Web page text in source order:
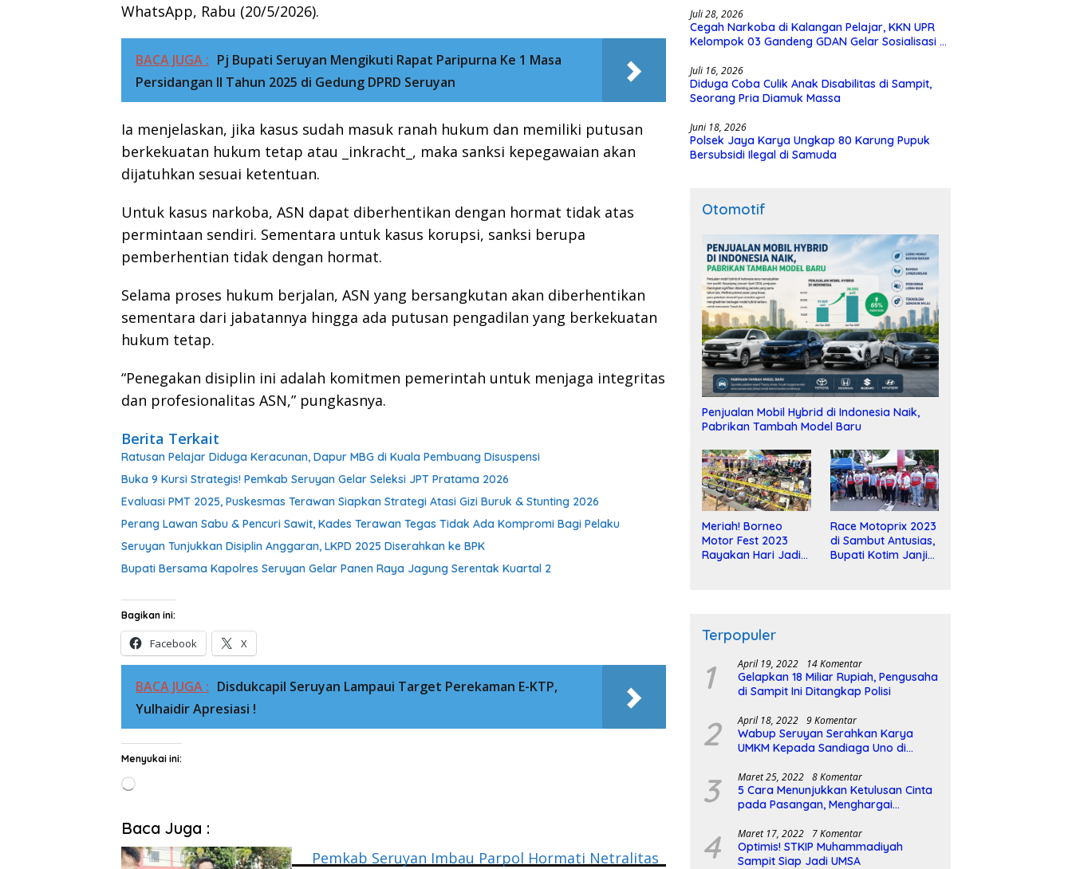
WhatsApp, Rabu (20/5/2026).
BACA JUGA : Pj Bupati Seruyan Mengikuti Rapat Paripurna Ke 1 Masa
Persidangan II Tahun 2025 di Gedung DPRD Seruyan
Ia menjelaskan, jika kasus sudah masuk ranah hukum dan memiliki putusan
berkekuatan hukum tetap atau _inkracht_, maka sanksi kepegawaian akan
dijatuhkan sesuai ketentuan.
Untuk kasus narkoba, ASN dapat diberhentikan dengan hormat tidak atas
permintaan sendiri. Sementara untuk kasus korupsi, sanksi berupa
pemberhentian tidak dengan hormat.
Selama proses hukum berjalan, ASN yang bersangkutan akan diberhentikan
sementara dari jabatannya hingga ada putusan pengadilan yang berkekuatan
hukum tetap.
“Penegakan disiplin ini adalah komitmen pemerintah untuk menjaga integritas
dan profesionalitas ASN,” pungkasnya.
Berita Terkait
Ratusan Pelajar Diduga Keracunan, Dapur MBG di Kuala Pembuang Disuspensi
Buka 9 Kursi Strategis! Pemkab Seruyan Gelar Seleksi JPT Pratama 2026
Evaluasi PMT 2025, Puskesmas Terawan Siapkan Strategi Atasi Gizi Buruk & Stunting 2026
Perang Lawan Sabu & Pencuri Sawit, Kades Terawan Tegas Tidak Ada Kompromi Bagi Pelaku
Seruyan Tunjukkan Disiplin Anggaran, LKPD 2025 Diserahkan ke BPK
Bupati Bersama Kapolres Seruyan Gelar Panen Raya Jagung Serentak Kuartal 2
Bagikan ini:
Facebook X
BACA JUGA : Disdukcapil Seruyan Lampaui Target Perekaman E-KTP,
Yulhaidir Apresiasi !
Menyukai ini:
Memuat...
Baca Juga :
Pemkab Seruyan Imbau Parpol Hormati Netralitas
Juli 28, 2026
Cegah Narkoba di Kalangan Pelajar, KKN UPR
Kelompok 03 Gandeng GDAN Gelar Sosialisasi di
Juli 16, 2026
Diduga Coba Culik Anak Disabilitas di Sampit,
Seorang Pria Diamuk Massa
Juni 18, 2026
Polsek Jaya Karya Ungkap 80 Karung Pupuk
Bersubsidi Ilegal di Samuda
Otomotif
Penjualan Mobil Hybrid di Indonesia Naik,
Pabrikan Tambah Model Baru
Meriah! Borneo
Motor Fest 2023
Rayakan Hari Jadi
Race Motoprix 2023
di Sambut Antusias,
Bupati Kotim Janji
Terpopuler
1 April 19, 2022 14 Komentar
Gelapkan 18 Miliar Rupiah, Pengusaha
di Sampit Ini Ditangkap Polisi
2 April 18, 2022 9 Komentar
Wabup Seruyan Serahkan Karya
UMKM Kepada Sandiaga Uno di
3 Maret 25, 2022 8 Komentar
5 Cara Menunjukkan Ketulusan Cinta
pada Pasangan, Menghargai
4 Maret 17, 2022 7 Komentar
Optimis! STKIP Muhammadiyah
Sampit Siap Jadi UMSA